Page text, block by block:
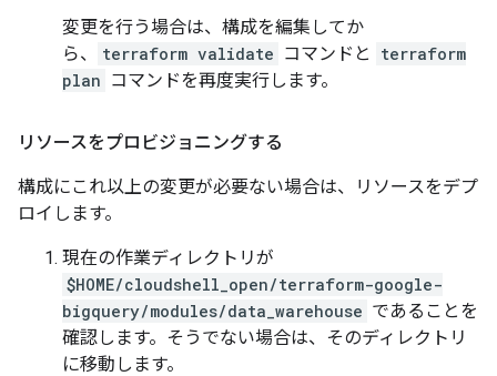
変更を行う場合は、構成を編集してか
ら、
terraform validate コマンドと
terraform
plan コマンドを再度実行します。
リソースをプロビジョニングする
構成にこれ以上の変更が必要ない場合は、リソースをデプ
ロイします。
現在の作業ディレクトリが
$HOME/cloudshell_open/terraform-google-
bigquery/modules/data_warehouse であることを
確認します。そうでない場合は、そのディレクトリ
に移動します。